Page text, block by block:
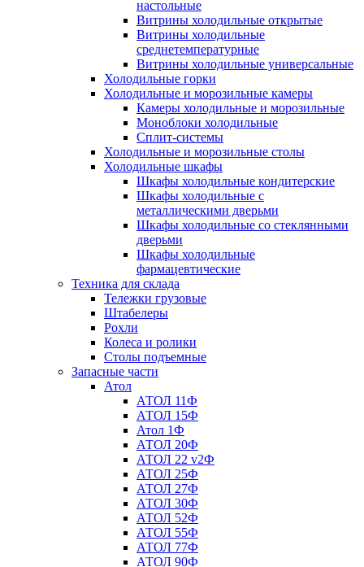
настольные
Витрины холодильные открытые
Витрины холодильные
среднетемпературные
Витрины холодильные универсальные
Холодильные горки
Холодильные и морозильные камеры
Камеры холодильные и морозильные
Моноблоки холодильные
Сплит-системы
Холодильные и морозильные столы
Холодильные шкафы
Шкафы холодильные кондитерские
Шкафы холодильные с
металлическими дверьми
Шкафы холодильные со стеклянными
дверьми
Шкафы холодильные
фармацевтические
Техника для склада
Тележки грузовые
Штабелеры
Рохли
Колеса и ролики
Столы подъемные
Запасные части
Атол
АТОЛ 11Ф
АТОЛ 15Ф
Атол 1Ф
АТОЛ 20Ф
АТОЛ 22 v2Ф
АТОЛ 25Ф
АТОЛ 27Ф
АТОЛ 30Ф
АТОЛ 52Ф
АТОЛ 55Ф
АТОЛ 77Ф
АТОЛ 90Ф